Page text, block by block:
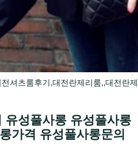
셔츠룸후기,대전란제리룸,,대전란
유성풀사롱 유성풀사롱
가격 유성풀사롱문의